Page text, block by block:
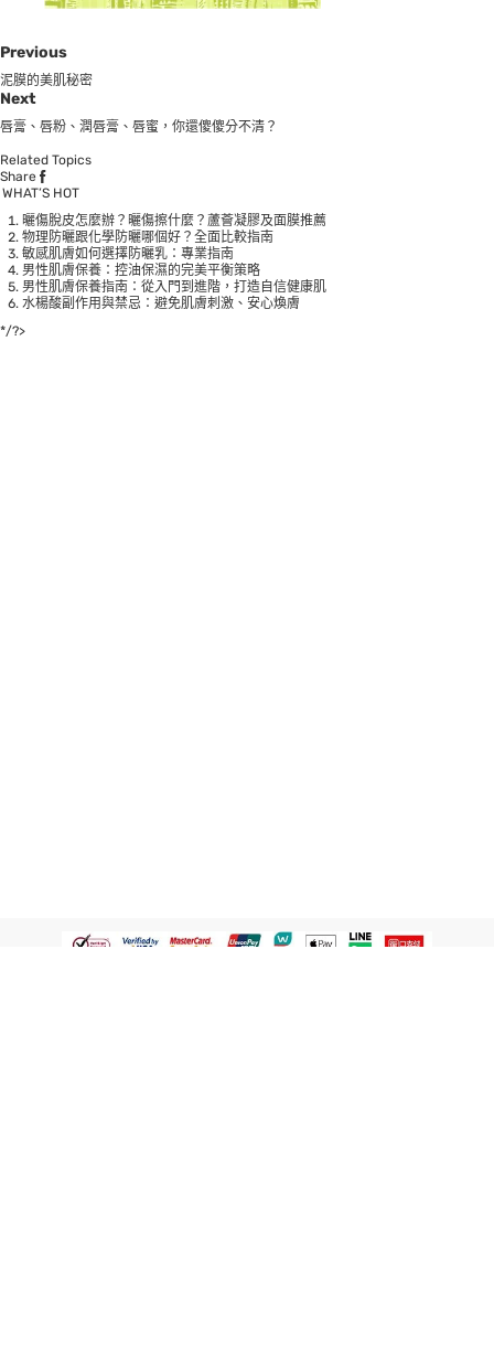
Previous
泥膜的美肌秘密
Next
唇膏、唇粉、潤唇膏、唇蜜，你還傻傻分不清？
Related Topics
Share
WHAT’S HOT
曬傷脫皮怎麼辦？曬傷擦什麼？蘆薈凝膠及面膜推薦
物理防曬跟化學防曬哪個好？全面比較指南
敏感肌膚如何選擇防曬乳：專業指南
男性肌膚保養：控油保濕的完美平衡策略
男性肌膚保養指南：從入門到進階，打造自信健康肌
水楊酸副作用與禁忌：避免肌膚刺激、安心煥膚
*/?>